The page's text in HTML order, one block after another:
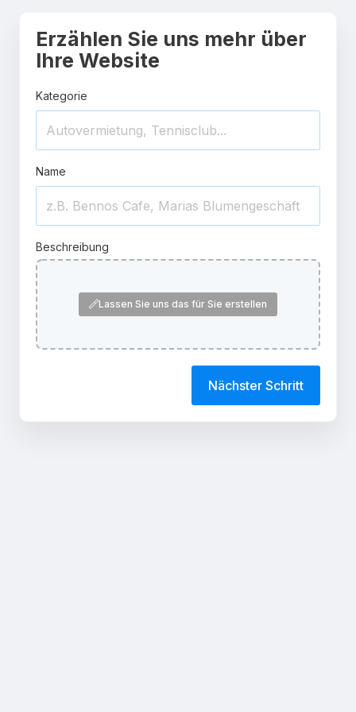
Erzählen Sie uns mehr über
Ihre Website
Kategorie
Name
Beschreibung
Lassen Sie uns das für Sie erstellen
Nächster Schritt